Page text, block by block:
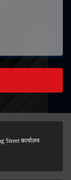
Street कार्यालय